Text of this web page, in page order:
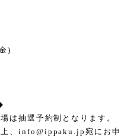
)
は抽選予約制となります。
、info@ippaku.jp宛にお申